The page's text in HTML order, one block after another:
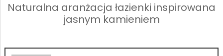
Naturalna aranżacja łazienki inspirowana
jasnym kamieniem